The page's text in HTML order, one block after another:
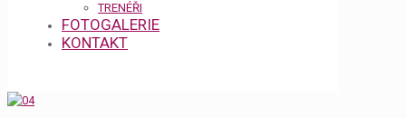
TRENÉŘI
FOTOGALERIE
KONTAKT